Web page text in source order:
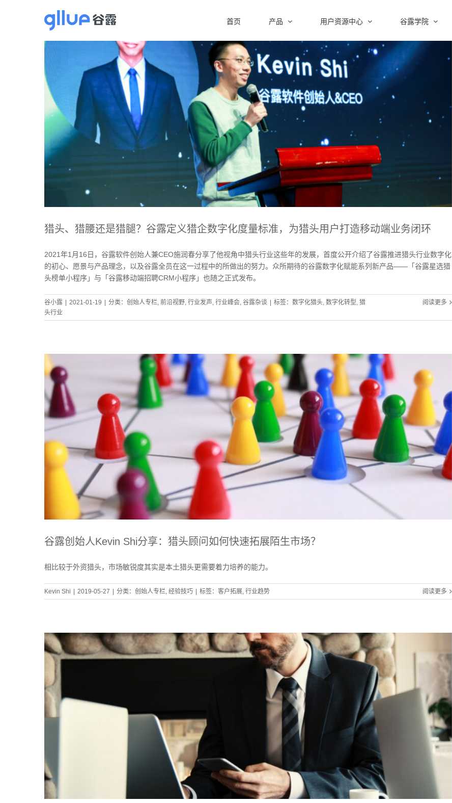
首页 产品 用户资源中心 谷露学院
猎头、猎腰还是猎腿？谷露定义猎企数字化度量标准，为猎头用户打造移动端业务闭环
2021年1月16日，谷露软件创始人兼CEO施润春分享了他视角中猎头行业这些年的发展，首度公开介绍了谷露推进猎头行业数字化
的初心、愿景与产品理念，以及谷露全员在这一过程中的所做出的努力。众所期待的谷露数字化赋能系列新产品——「谷露星选猎
头榜单小程序」与「谷露移动端招聘CRM小程序」也随之正式发布。
谷小露 | 2021-01-19 | 分类： 创始人专栏 前沿视野 行业发声 行业峰会 谷露杂谈 | 标签： 数字化猎头 数字化转型 猎
头行业
阅读更多
谷露创始人Kevin Shi分享：猎头顾问如何快速拓展陌生市场？
相比较于外资猎头，市场敏锐度其实是本土猎头更需要着力培养的能力。
Kevin Shi 2019-05-27 分类： 创始人专栏, 经验技巧 标签： 客户拓展, 行业趋势 阅读更多